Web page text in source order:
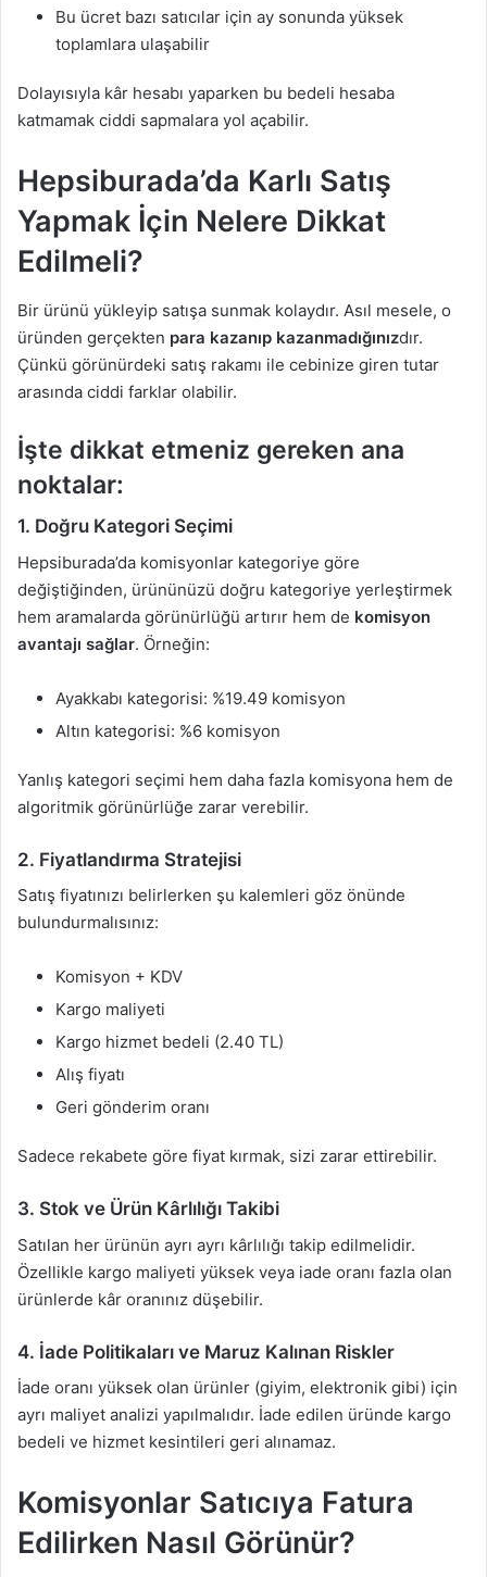
Bu ücret bazı satıcılar için ay sonunda yüksek
toplamlara ulaşabilir
Dolayısıyla kâr hesabı yaparken bu bedeli hesaba
katmamak ciddi sapmalara yol açabilir.
Hepsiburada’da Karlı Satış
Yapmak İçin Nelere Dikkat
Edilmeli?
Bir ürünü yükleyip satışa sunmak kolaydır. Asıl mesele, o
üründen gerçekten para kazanıp kazanmadığınızdır.
Çünkü görünürdeki satış rakamı ile cebinize giren tutar
arasında ciddi farklar olabilir.
İşte dikkat etmeniz gereken ana
noktalar:
1. Doğru Kategori Seçimi
Hepsiburada’da komisyonlar kategoriye göre
değiştiğinden, ürününüzü doğru kategoriye yerleştirmek
hem aramalarda görünürlüğü artırır hem de komisyon
avantajı sağlar. Örneğin:
Ayakkabı kategorisi: %19.49 komisyon
Altın kategorisi: %6 komisyon
Yanlış kategori seçimi hem daha fazla komisyona hem de
algoritmik görünürlüğe zarar verebilir.
2. Fiyatlandırma Stratejisi
Satış fiyatınızı belirlerken şu kalemleri göz önünde
bulundurmalısınız:
Komisyon + KDV
Kargo maliyeti
Kargo hizmet bedeli (2.40 TL)
Alış fiyatı
Geri gönderim oranı
Sadece rekabete göre fiyat kırmak, sizi zarar ettirebilir.
3. Stok ve Ürün Kârlılığı Takibi
Satılan her ürünün ayrı ayrı kârlılığı takip edilmelidir.
Özellikle kargo maliyeti yüksek veya iade oranı fazla olan
ürünlerde kâr oranınız düşebilir.
4. İade Politikaları ve Maruz Kalınan Riskler
İade oranı yüksek olan ürünler (giyim, elektronik gibi) için
ayrı maliyet analizi yapılmalıdır. İade edilen üründe kargo
bedeli ve hizmet kesintileri geri alınamaz.
Komisyonlar Satıcıya Fatura
Edilirken Nasıl Görünür?